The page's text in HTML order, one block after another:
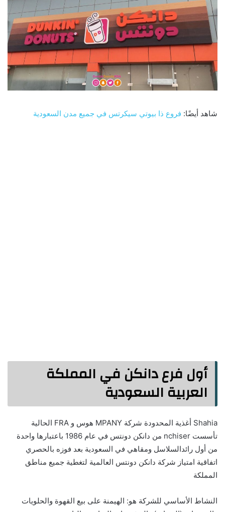
شاهد أيضًا: فروع ذا بيوتي سيكرتس في جميع مدن السعودية
أول فرع دانكن في المملكة
العربية السعودية
Shahia أغذية المحدودة شركة MPANY هوس و FRA الحالية
تأسست nchiser من دانكن دونتس في عام 1986 باعتبارها واحدة
من أول رائدالسلاسل ومقاهي في السعودية بعد فوزه بالحصري
اتفاقية امتياز شركة دانكن دونتس العالمية لتغطية جميع مناطق
المملكة
النشاط الأساسي للشركة هو: الهيمنة على بيع القهوة والحلويات